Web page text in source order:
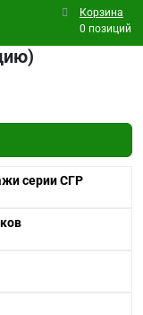
Корзина
0 позиций
серии СГР